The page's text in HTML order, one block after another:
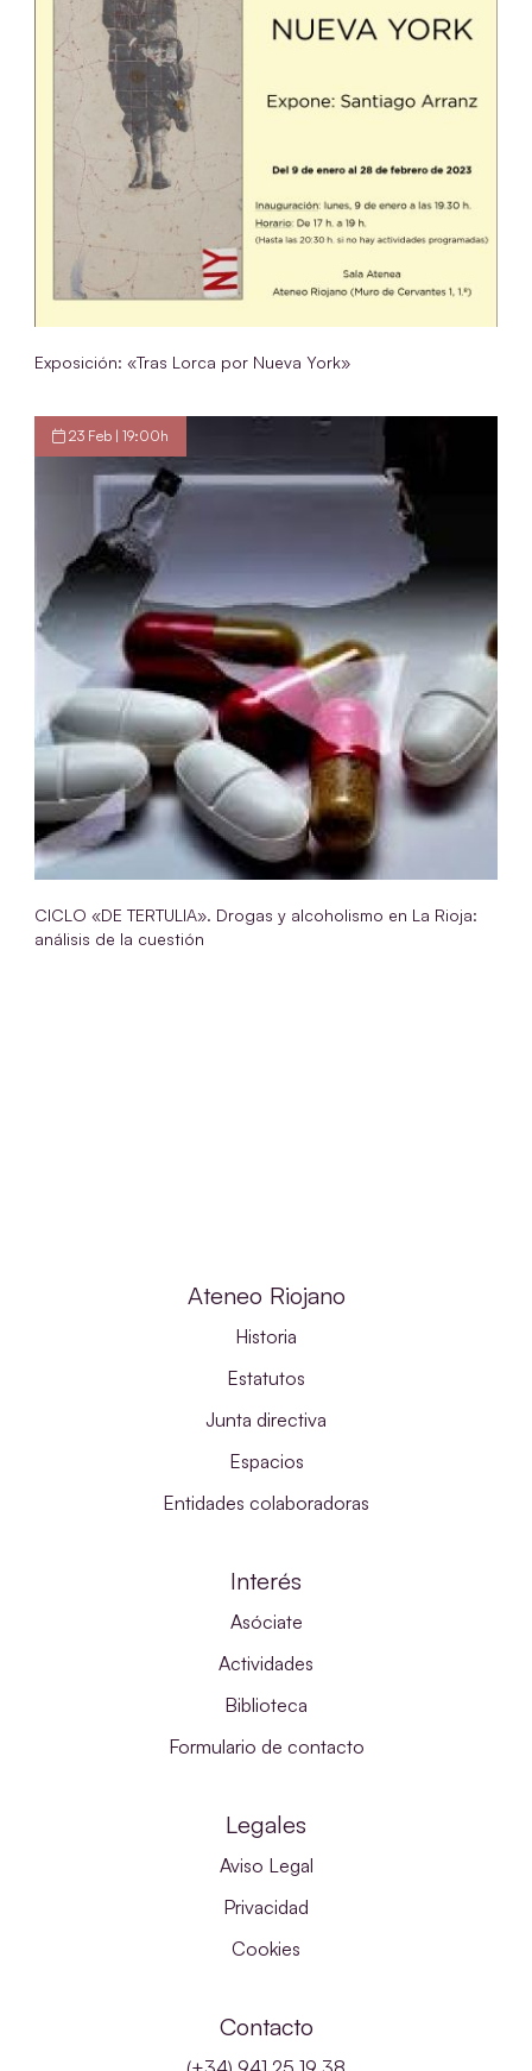
Exposición: «Tras Lorca por Nueva York»
23 Feb | 19:00h
CICLO «DE TERTULIA». Drogas y alcoholismo en La Rioja:
análisis de la cuestión
Ateneo Riojano
Historia
Estatutos
Junta directiva
Espacios
Entidades colaboradoras
Interés
Asóciate
Actividades
Biblioteca
Formulario de contacto
Legales
Aviso Legal
Privacidad
Cookies
Contacto